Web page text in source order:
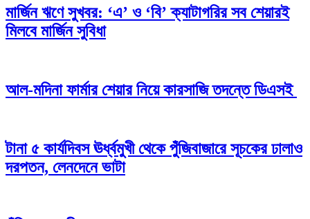
মার্জিন ঋণে সুখবর: ‘এ’ ও ‘বি’ ক্যাটাগরির সব শেয়ারই
মিলবে মার্জিন সুবিধা
আল-মদিনা ফার্মার শেয়ার নিয়ে কারসাজি তদন্তে ডিএসই
টানা ৫ কার্যদিবস ঊর্ধ্বমুখী থেকে পুঁজিবাজারে সূচকের ঢালাও
দরপতন, লেনদেনে ভাটা